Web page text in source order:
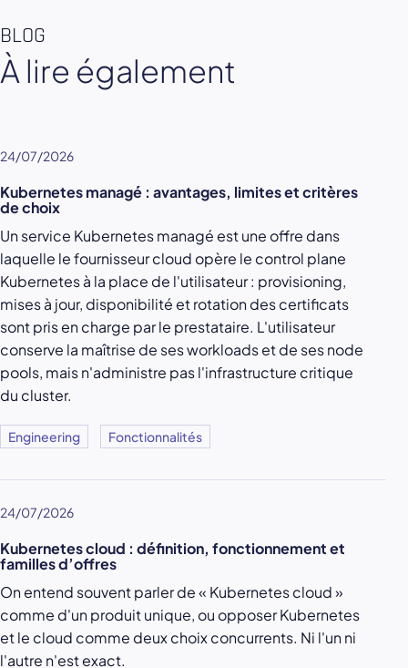
BLOG
À lire également
24/07/2026
Kubernetes managé : avantages, limites et critères
de choix
Un service Kubernetes managé est une offre dans
laquelle le fournisseur cloud opère le control plane
Kubernetes à la place de l'utilisateur : provisioning,
mises à jour, disponibilité et rotation des certificats
sont pris en charge par le prestataire. L'utilisateur
conserve la maîtrise de ses workloads et de ses node
pools, mais n'administre pas l'infrastructure critique
du cluster.
Engineering Fonctionnalités
24/07/2026
Kubernetes cloud : définition, fonctionnement et
familles d’offres
On entend souvent parler de « Kubernetes cloud »
comme d'un produit unique, ou opposer Kubernetes
et le cloud comme deux choix concurrents. Ni l'un ni
l'autre n'est exact.